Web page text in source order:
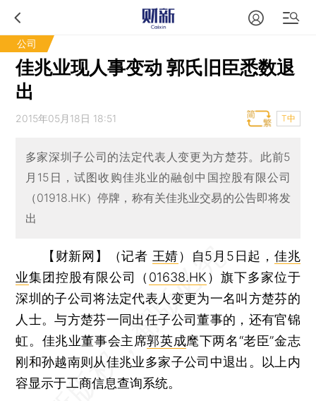
公司
佳兆业现人事变动 郭氏旧臣悉数退
出
2015年05月18日 18:51 T中
多家深圳子公司的法定代表人变更为方楚芬。此前5
月15日，试图收购佳兆业的融创中国控股有限公司
（01918.HK）停牌，称有关佳兆业交易的公告即将发
出
【财新网】（记者 王婧） 自5月5日起， 佳兆
业集团控股有限公司（ 01638.HK ）旗下多家位于
深圳的子公司将法定代表人变更为一名叫方楚芬的
人士。与方楚芬一同出任子公司董事的，还有官锦
虹。佳兆业董事会主席郭英成麾下两名“老臣”金志
刚和孙越南则从佳兆业多家子公司中退出。以上内
容显示于工商信息查询系统。